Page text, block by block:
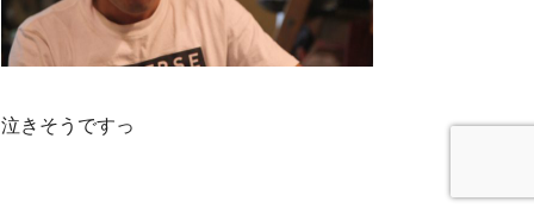
泣きそうですっ